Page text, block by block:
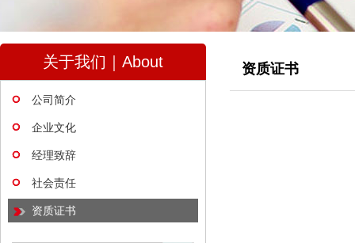
关于我们｜About
公司简介
企业文化
经理致辞
社会责任
资质证书
资质证书